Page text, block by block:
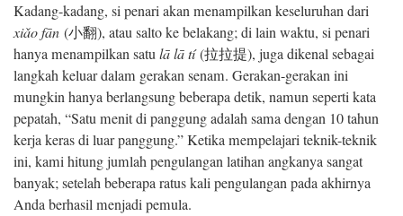
Kadang-kadang, si penari akan menampilkan keseluruhan dari
xiǎo fān (小翻), atau salto ke belakang; di lain waktu, si penari
hanya menampilkan satulā lā tí(拉拉提), juga dikenal sebagai
langkah keluar dalam gerakan senam. Gerakan-gerakan ini
mungkin hanya berlangsung beberapa detik, namun seperti kata
pepatah, “Satu menit di panggung adalah sama dengan 10 tahun
kerja keras di luar panggung.” Ketika mempelajari teknik-teknik
ini, kami hitung jumlah pengulangan latihan angkanya sangat
banyak; setelah beberapa ratus kali pengulangan pada akhirnya
Anda berhasil menjadi pemula.